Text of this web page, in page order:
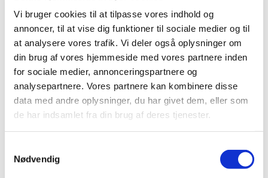
Vi bruger cookies til at tilpasse vores indhold og
annoncer, til at vise dig funktioner til sociale medier og til
at analysere vores trafik. Vi deler også oplysninger om
din brug af vores hjemmeside med vores partnere inden
for sociale medier, annonceringspartnere og
analysepartnere. Vores partnere kan kombinere disse
data med andre oplysninger, du har givet dem, eller som
de har indsamlet fra din brug af deres tjenester.
Nødvendig
THE BEATLES IN
COPENHAGEN (BOG
MED ENGELSK INDSTIK)
unpublished photographs from the only visit in Denmark by the Fab